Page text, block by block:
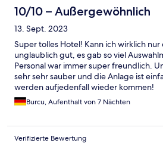
10/10 – Außergewöhnlich
13. Sept. 2023
Super tolles Hotel! Kann ich wirklich
unglaublich gut, es gab so viel
Personal war immer super freundlich.
sehr sehr sauber und die Anlage ist
werden aufjedenfall wieder kommen!
Burcu, Aufenthalt von 7 Nächten
Verifizierte Bewertung